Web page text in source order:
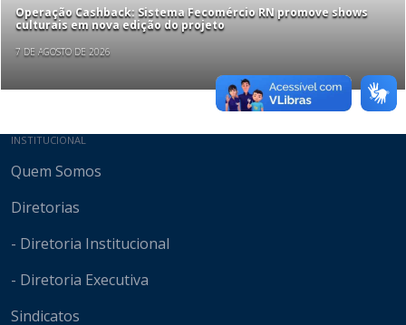
Operação Cashback: Sistema Fecomércio RN promove shows
culturais em nova edição do projeto
7 DE AGOSTO DE 2026
Mapa do site
INSTITUCIONAL
Quem Somos
Diretorias
- Diretoria Institucional
- Diretoria Executiva
Sindicatos